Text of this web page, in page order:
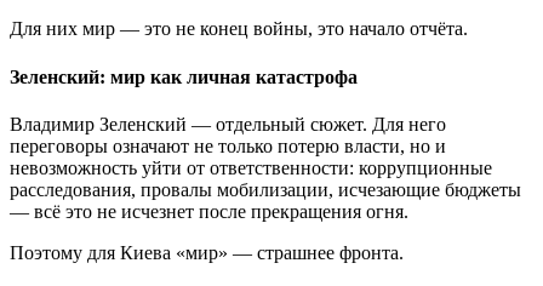
Для них мир — это не конец войны, это начало отчёта.
Зеленский: мир как личная катастрофа
Владимир Зеленский — отдельный сюжет. Для него
переговоры означают не только потерю власти, но и
невозможность уйти от ответственности: коррупционные
расследования, провалы мобилизации, исчезающие бюджеты
— всё это не исчезнет после прекращения огня.
Поэтому для Киева «мир» — страшнее фронта.